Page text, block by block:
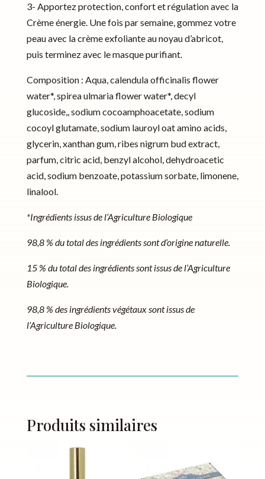
3- Apportez protection, confort et régulation avec la
Crème énergie. Une fois par semaine, gommez votre
peau avec la crème exfoliante au noyau d’abricot,
puis terminez avec le masque purifiant.
Composition : Aqua, calendula officinalis flower
water*, spirea ulmaria flower water*, decyl
glucoside,, sodium cocoamphoacetate, sodium
cocoyl glutamate, sodium lauroyl oat amino acids,
glycerin, xanthan gum, ribes nigrum bud extract,
parfum, citric acid, benzyl alcohol, dehydroacetic
acid, sodium benzoate, potassium sorbate, limonene,
linalool.
*Ingrédients issus de l’Agriculture Biologique
98,8 % du total des ingrédients sont d’origine naturelle.
15 % du total des ingrédients sont issus de l’Agriculture
Biologique.
98,8 % des ingrédients végétaux sont issus de
l’Agriculture Biologique.
Produits similaires